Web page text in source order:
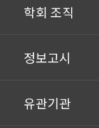
학회 조직
정보고시
유관기관